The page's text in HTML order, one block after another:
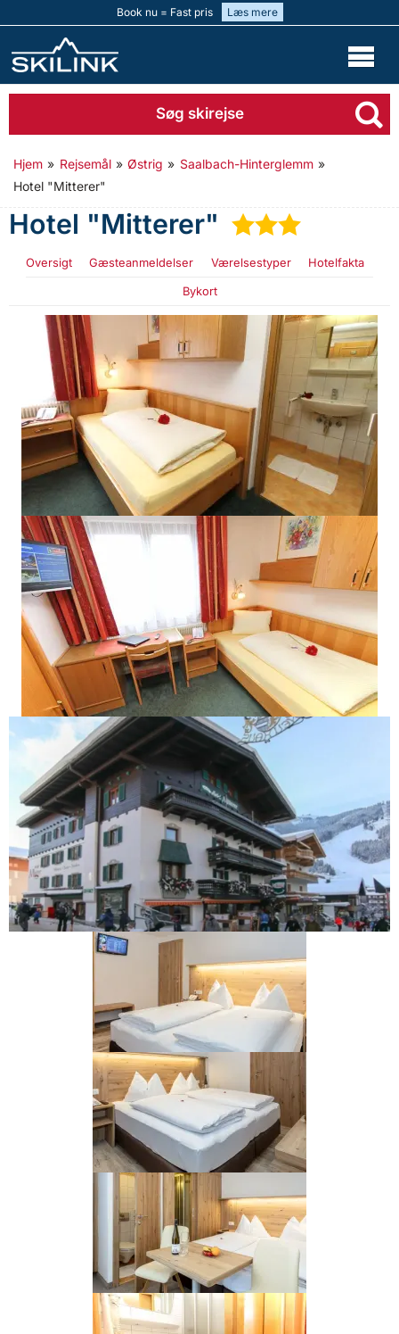
Book nu = Fast pris Læs mere
Søg skirejse
Hjem » Rejsemål » Østrig » Saalbach-Hinterglemm »
Hotel "Mitterer"
Hotel "Mitterer" ★★★
Oversigt Gæsteanmeldelser Værelsestyper
Hotelfakta
Bykort